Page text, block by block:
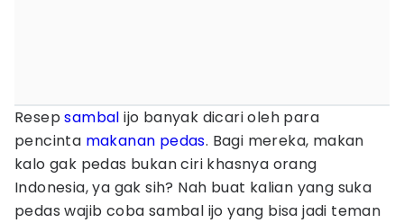
Resepsambal ijo banyak dicari oleh para
pencinta makanan pedas. Bagi mereka, makan
kalo gak pedas bukan ciri khasnya orang
Indonesia, ya gak sih? Nah buat kalian yang suka
pedas wajib coba sambal ijo yang bisa jadi teman